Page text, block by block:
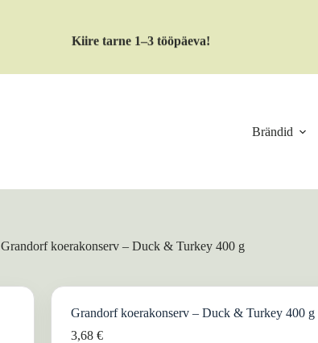
Kiire tarne 1–3 tööpäeva!
Brändid
Grandorf koerakonserv – Duck & Turkey 400 g
Grandorf koerakonserv – Duck & Turkey 400 g
3,68€